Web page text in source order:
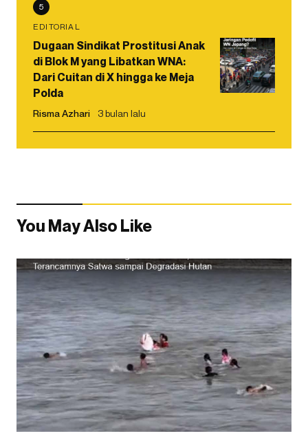
5
EDITORIAL
Dugaan Sindikat Prostitusi Anak
di Blok M yang Libatkan WNA:
Dari Cuitan di X hingga ke Meja
Polda
Risma Azhari 3 bulan lalu
You May Also Like